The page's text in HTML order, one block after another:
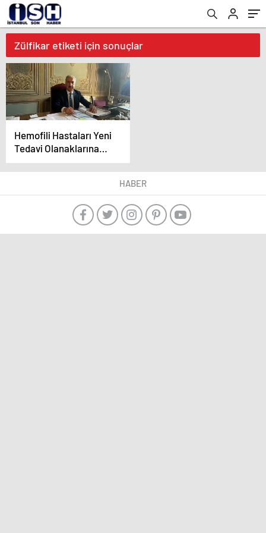
Zülfikar etiketi için sonuçlar
Hemofili Hastaları Yeni
Tedavi Olanaklarına
Kavuşmayı Bekliyor
HABER